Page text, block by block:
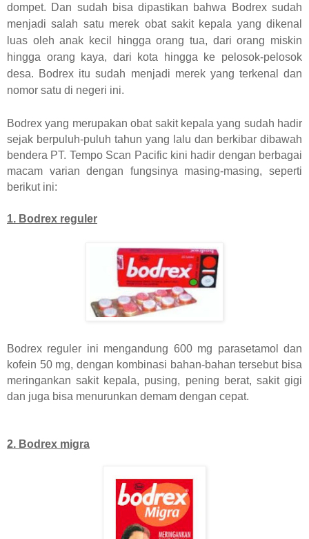
dompet. Dan sudah bisa dipastikan bahwa Bodrex sudah
menjadi salah satu merek obat sakit kepala yang dikenal
luas oleh anak kecil hingga orang tua, dari orang miskin
hingga orang kaya, dari kota hingga ke pelosok-pelosok
desa. Bodrex itu sudah menjadi merek yang terkenal dan
nomor satu di negeri ini.
Bodrex yang merupakan obat sakit kepala yang sudah hadir
sejak berpuluh-puluh tahun yang lalu dan berkibar dibawah
bendera PT. Tempo Scan Pacific kini hadir dengan berbagai
macam varian dengan fungsinya masing-masing, seperti
berikut ini:
1. Bodrex reguler
Bodrex reguler ini mengandung 600 mg parasetamol dan
kofein 50 mg, dengan kombinasi bahan-bahan tersebut bisa
meringankan sakit kepala, pusing, pening berat, sakit gigi
dan juga bisa menurunkan demam dengan cepat.
2. Bodrex migra